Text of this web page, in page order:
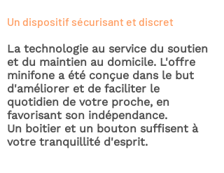
Un dispositif sécurisant et discret
La technologie au service du soutien
et du maintien au domicile. L'offre
minifone a été conçue dans le but
d'améliorer et de faciliter le
quotidien de votre proche, en
favorisant son indépendance.
Un boitier et un bouton suffisent à
votre tranquillité d'esprit.